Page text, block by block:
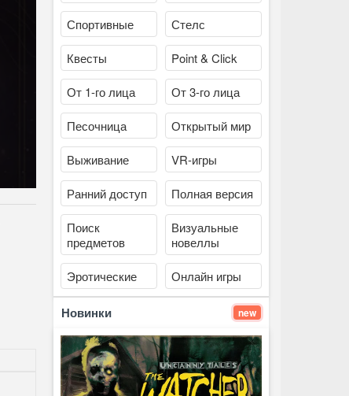
Спортивные Стелс
Квесты Point & Click
От 1-го лица От 3-го лица
Песочница Открытый мир
Выживание VR-игры
Ранний доступ Полная версия
Поиск
предметов
Визуальные
новеллы
Эротические Онлайн игры
Новинки new